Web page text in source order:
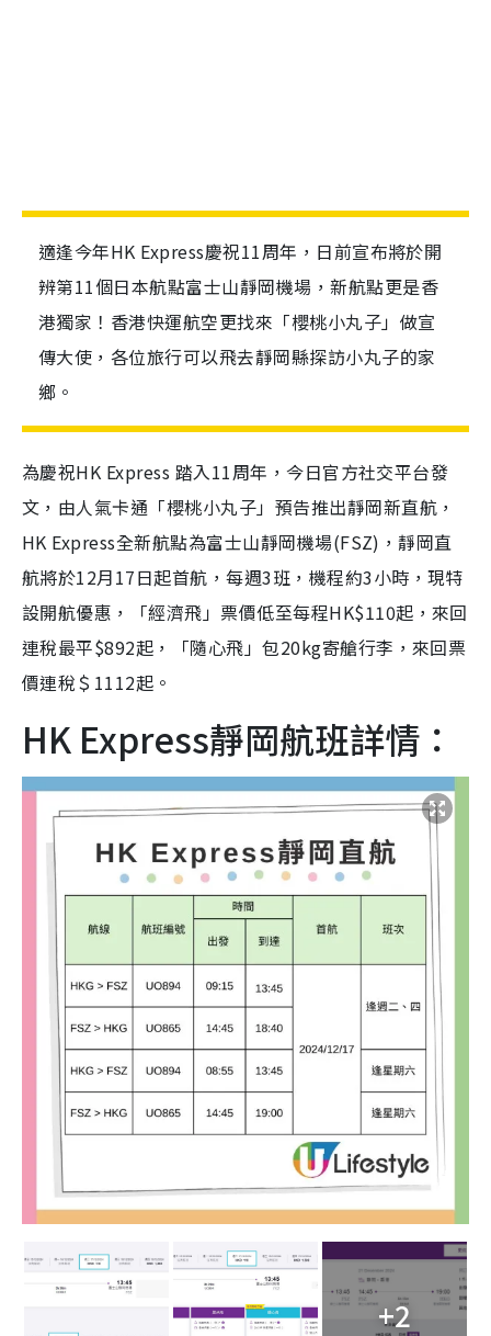
適逢今年HK Express慶祝11周年，日前宣布將於開
辨第11個日本航點富士山靜岡機場，新航點更是香
港獨家！香港快運航空更找來「櫻桃小丸子」做宣
傳大使，各位旅行可以飛去靜岡縣探訪小丸子的家
鄉。
為慶祝HK Express 踏入11周年，今日官方社交平台發
文，由人氣卡通「櫻桃小丸子」預告推出靜岡新直航，
HK Express全新航點為富士山靜岡機場(FSZ)，靜岡直
航將於12月17日起首航，每週3班，機程約3小時，現特
設開航優惠，「經濟飛」票價低至每程HK$110起，來回
連稅最平$892起，「隨心飛」包20kg寄艙行李，來回票
價連稅＄1112起。
HK Express靜岡航班詳情：
+2